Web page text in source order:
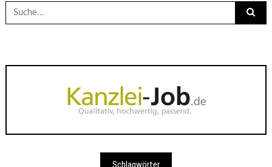
Suche
nach:
Schlagwörter